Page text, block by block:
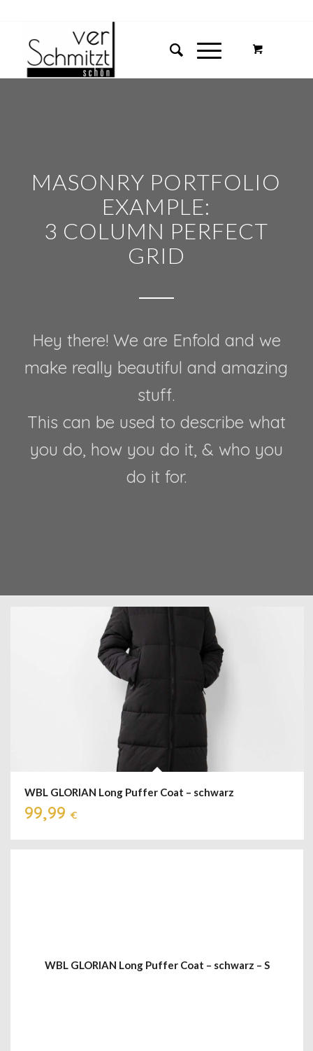
MASONRY PORTFOLIO
EXAMPLE:
3 COLUMN PERFECT
GRID
Hey there! We are Enfold and we
make really beautiful and amazing
stuff.
This can be used to describe what
you do, how you do it, & who you
do it for.
WBL GLORIAN Long Puffer Coat – schwarz
99,99 €
WBL GLORIAN Long Puffer Coat – schwarz – S